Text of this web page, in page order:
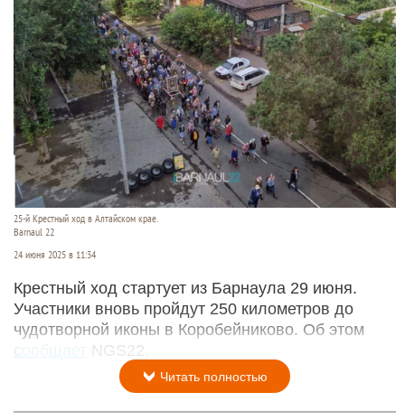
25-й Крестный ход в Алтайском крае.
Barnaul 22
24 июня 2025 в 11:34
Крестный ход стартует из Барнаула 29 июня.
Участники вновь пройдут 250 километров до
чудотворной иконы в Коробейниково. Об этом
сообщает
NGS22.
Читать полностью